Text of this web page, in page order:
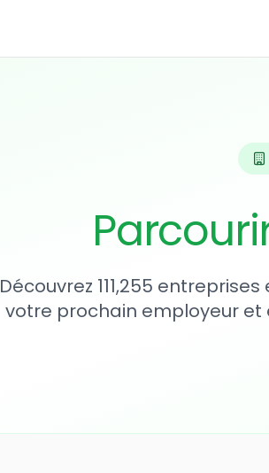
Découvrez 111,255
votre prochain employeur et